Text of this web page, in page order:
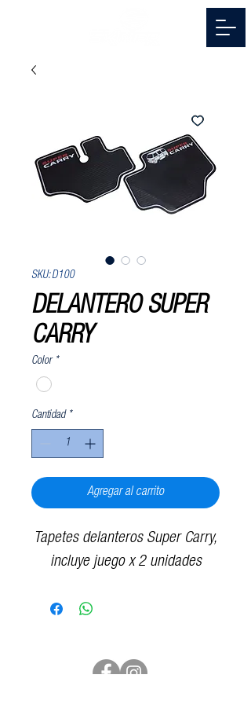
SKU: D100
DELANTERO SUPER
CARRY
Color *
Cantidad *
Agregar al carrito
Tapetes delanteros Super Carry,
incluye juego x 2 unidades